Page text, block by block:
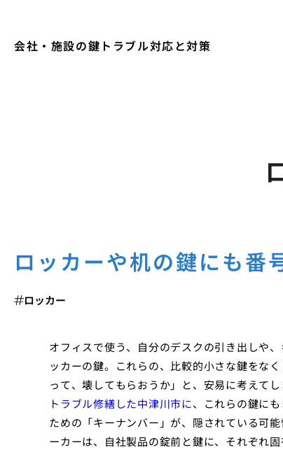
会社・施設の鍵トラブル対応と対策
ロッカーや机の鍵にも番
ロッカー
オフィスで使う、自分のデスクの引き出しや
ッカーの鍵。これらの、比較的小さな鍵をな
って、壊してもらおうか」と、安易に考えてし
トラブル修繕した中津川市に、これらの鍵に
ための「キーナンバー」が、隠されている可
ーカーは、自社製品の錠前と鍵に、それぞれ